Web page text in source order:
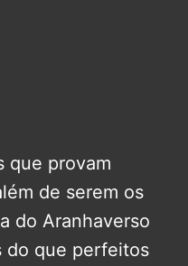
que provam
de serem os
do Aranhaverso
do que perfeitos